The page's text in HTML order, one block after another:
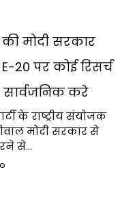
मोदी सरकार
20 पर कोई रिसर्च
सार्वजनिक करे
के राष्ट्रीय संयोजक
मोदी सरकार से
से…